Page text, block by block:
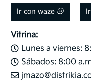
Ir con waze
Vitrina:
 Lunes a viernes:
 Sábados: 8:00
